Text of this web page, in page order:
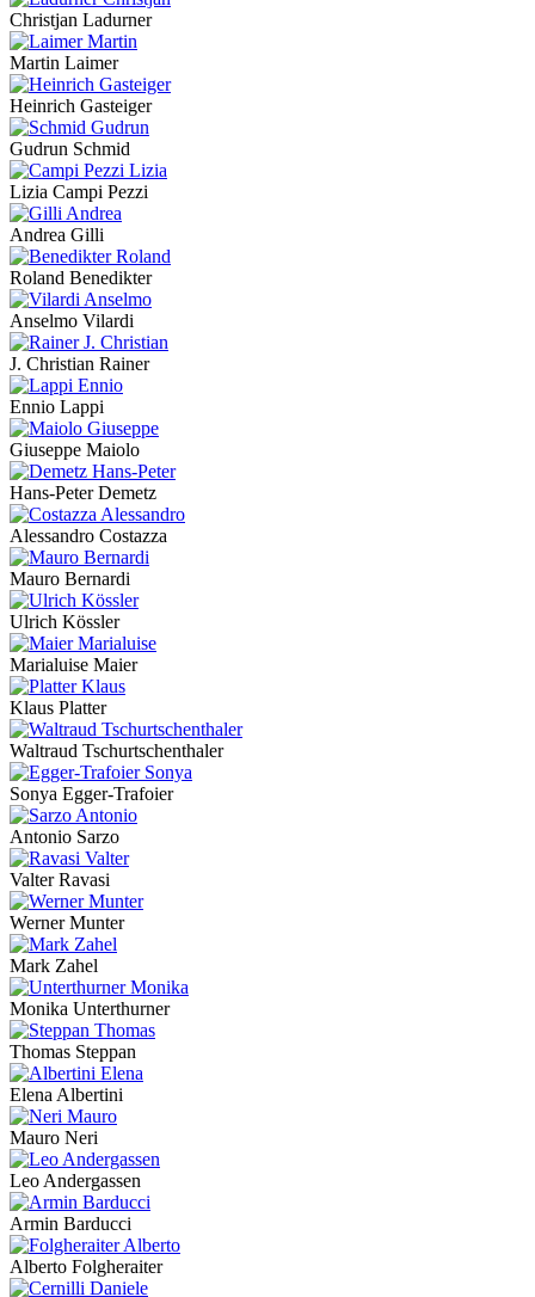
Christjan Ladurner
Martin Laimer
Heinrich Gasteiger
Gudrun Schmid
Lizia Campi Pezzi
Andrea Gilli
Roland Benedikter
Anselmo Vilardi
J. Christian Rainer
Ennio Lappi
Giuseppe Maiolo
Hans-Peter Demetz
Alessandro Costazza
Mauro Bernardi
Ulrich Kössler
Marialuise Maier
Klaus Platter
Waltraud Tschurtschenthaler
Sonya Egger-Trafoier
Antonio Sarzo
Valter Ravasi
Werner Munter
Mark Zahel
Monika Unterthurner
Thomas Steppan
Elena Albertini
Mauro Neri
Leo Andergassen
Armin Barducci
Alberto Folgheraiter